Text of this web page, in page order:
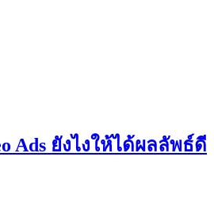
Ads ยังไงให้ได้ผลลัพธ์ดี